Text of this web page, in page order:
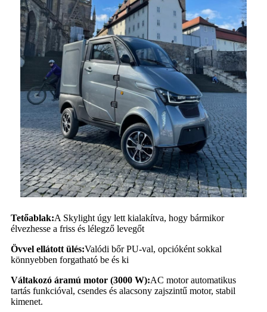
Tetőablak:A Skylight úgy lett kialakítva, hogy bármikor
élvezhesse a friss és lélegző levegőt
Övvel ellátott ülés:Valódi bőr PU-val, opcióként sokkal
könnyebben forgatható be és ki
Váltakozó áramú motor (3000 W):AC motor automatikus
tartás funkcióval, csendes és alacsony zajszintű motor, stabil
kimenet.